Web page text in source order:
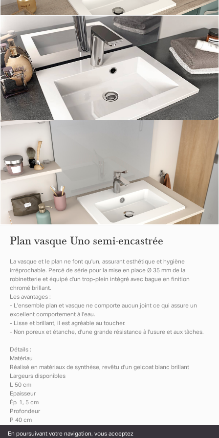
Image
Plan vasque Uno semi-encastrée
La vasque et le plan ne font qu'un, assurant esthétique et hygiène
irréprochable. Percé de série pour la mise en place Ø 35 mm de la
robinetterie et équipé d'un trop-plein intégré avec bague en finition
chromé brillant.
Les avantages :
- L'ensemble plan et vasque ne comporte aucun joint ce qui assure un
excellent comportement à l'eau.
- Lisse et brillant, il est agréable au toucher.
- Non poreux et étanche, d'une grande résistance à l'usure et aux tâches.
Détails :
Matériau
Réalisé en matériaux de synthèse, revêtu d'un gelcoat blanc brillant
Largeurs disponibles
L 50 cm
Epaisseur
Ép. 1, 5 cm
Profondeur
P 40 cm
En poursuivant votre navigation, vous acceptez